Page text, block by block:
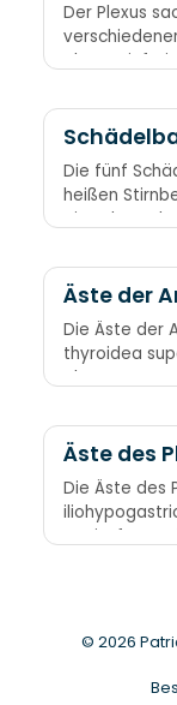
Der Plexus
gluteus
fibularis
pudendus
Die fünf
heißen
Hinweis:
sieben
Äste der
Die Äste der
thyroidea
pharyngea
Äste des
Die Äste des
© 2026